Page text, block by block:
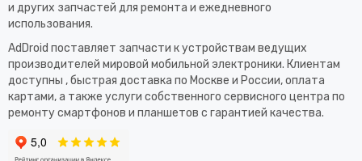
и других запчастей для ремонта и ежедневного
использования.​
AdDroid поставляет запчасти к устройствам ведущих
производителей мировой мобильной электроники. Клиентам
доступны , быстрая доставка по Москве и России, оплата
картами, а также услуги собственного сервисного центра по
ремонту смартфонов и планшетов с гарантией качества.